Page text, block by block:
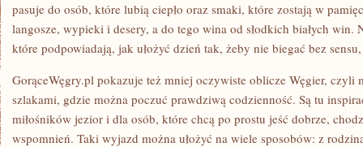
pasuje do osób, które lubią ciepło oraz smaki, które zostają w
langosze, wypieki i desery, a do tego wina od słodkich białych win.
które podpowiadają, jak ułożyć dzień tak, żeby nie biegać bez
GorąceWęgry.pl pokazuje też mniej oczywiste oblicze Węgier, czyli
szlakami, gdzie można poczuć prawdziwą codzienność. Są tu
miłośników jezior i dla osób, które chcą po prostu jeść dobrze,
wspomnień. Taki wyjazd można ułożyć na wiele sposobów: z